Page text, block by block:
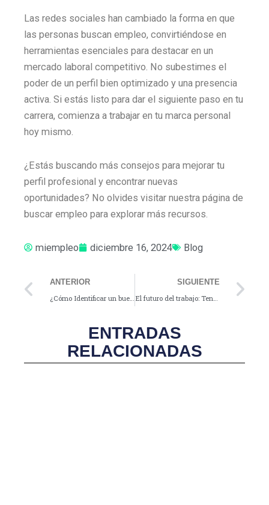
Las redes sociales han cambiado la forma en que
las personas buscan empleo, convirtiéndose en
herramientas esenciales para destacar en un
mercado laboral competitivo. No subestimes el
poder de un perfil bien optimizado y una presencia
activa. Si estás listo para dar el siguiente paso en tu
carrera, comienza a trabajar en tu marca personal
hoy mismo.
¿Estás buscando más consejos para mejorar tu
perfil profesional y encontrar nuevas
oportunidades? No olvides visitar nuestra página de
buscar empleo para explorar más recursos.
miempleo diciembre 16, 2024 Blog
Prev
ANTERIOR
¿Cómo Identificar un buen Administrador de Empresas?
SIGUIENTE
ENTRADAS
RELACIONADAS